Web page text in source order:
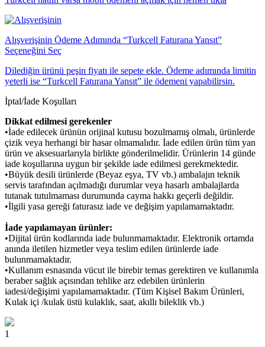
Alışverişinin Ödeme Adımında “Turkcell Faturana Yansıt”
Seçeneğini Seç
Dilediğin ürünü peşin fiyatı ile sepete ekle. Ödeme adımında limitin
yeterli ise “Turkcell Faturana Yansıt” ile ödemeni yapabilirsin.
İptal/İade Koşulları
Dikkat edilmesi gerekenler
•İade edilecek ürünün orijinal kutusu bozulmamış olmalı, ürünlerde
çizik veya herhangi bir hasar olmamalıdır. İade edilen ürün tüm yan
ürün ve aksesuarlarıyla birlikte gönderilmelidir. Ürünlerin 14 günde
iade koşullarına uygun bir şekilde iade edilmesi gerekmektedir.
•Büyük desili ürünlerde (Beyaz eşya, TV vb.) ambalajın teknik
servis tarafından açılmadığı durumlar veya hasarlı ambalajlarda
tutanak tutulmaması durumunda cayma hakkı geçerli değildir.
•İlgili yasa gereği faturasız iade ve değişim yapılamamaktadır.
İade yapılamayan ürünler:
•Dijital ürün kodlarında iade bulunmamaktadır. Elektronik ortamda
anında iletilen hizmetler veya teslim edilen ürünlerde iade
bulunmamaktadır.
•Kullanım esnasında vücut ile birebir temas gerektiren ve kullanımla
beraber sağlık açısından tehlike arz edebilen ürünlerin
iadesi/değişimi yapılamamaktadır. (Tüm Kişisel Bakım Ürünleri,
Kulak içi /kulak üstü kulaklık, saat, akıllı bileklik vb.)
1